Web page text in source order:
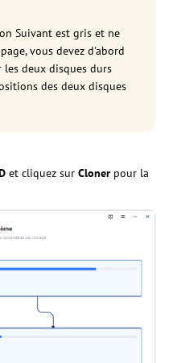
Suivant est gris et ne
vous devez d'abord
deux disques durs
des deux disques
et cliquez sur Cloner pour la